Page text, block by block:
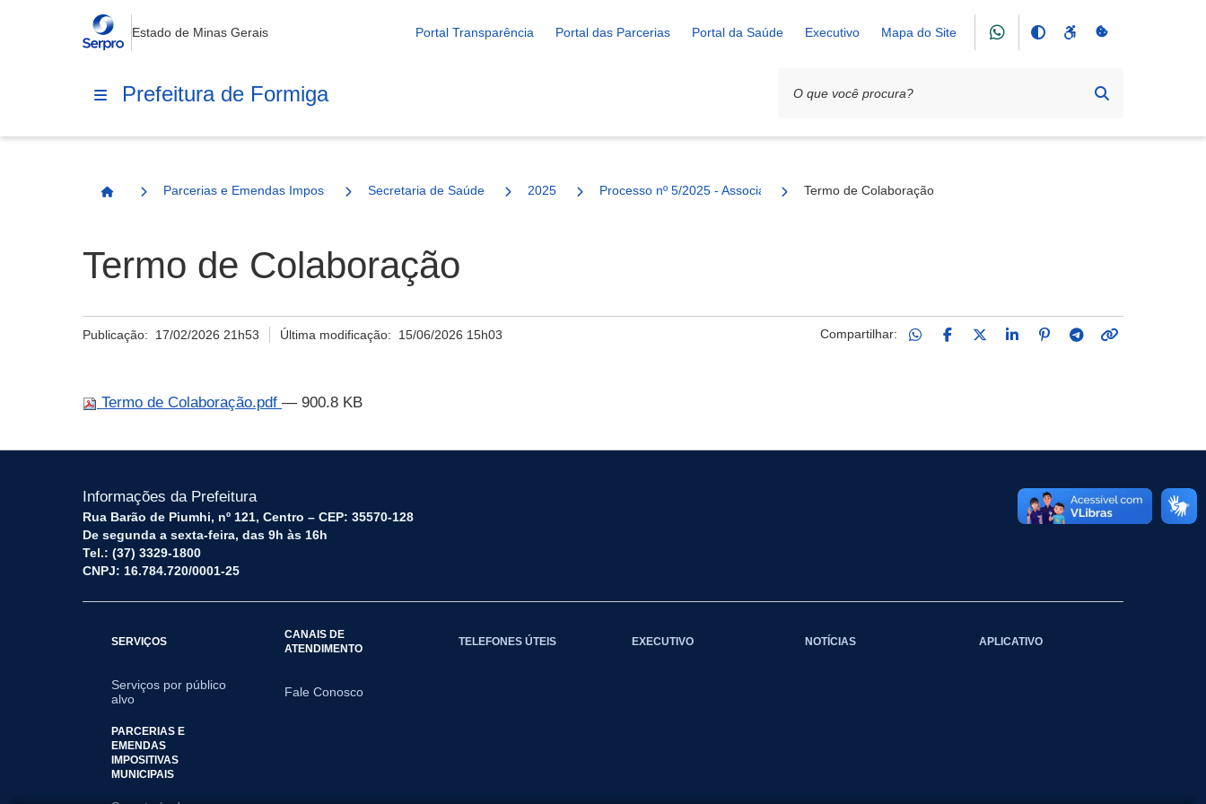
Estado de Minas Gerais Portal Transparência Portal das Parcerias Portal da Saúde Executivo Mapa do Site
Prefeitura de Formiga
Página Inicial
Parcerias e Emendas Impositivas MunicipaisSecretaria de Saúde 2025 Processo nº 5/2025 - Associação Protetora dos Animais (APAF)
Termo de Colaboração
Termo de Colaboração
Publicação: 17/02/2026 21h53 Última modificação: 15/06/2026 15h03 Compartilhar:
Termo de Colaboração.pdf — 900.8 KB
Informações da Prefeitura
Rua Barão de Piumhi, nº 121, Centro – CEP: 35570-128
De segunda a sexta-feira, das 9h às 16h
Tel.: (37) 3329-1800
CNPJ: 16.784.720/0001-25
SERVIÇOS
Serviços por público
alvo
CANAIS DE
ATENDIMENTO
Fale Conosco
TELEFONES ÚTEIS EXECUTIVO NOTÍCIAS APLICATIVO
PARCERIAS E
EMENDAS
IMPOSITIVAS
MUNICIPAIS